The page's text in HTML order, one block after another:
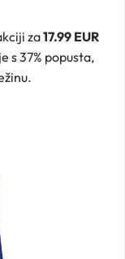
za17.99 EUR
s 37% popusta,